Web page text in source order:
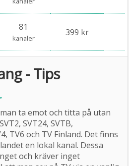
81
kanaler
399 kr
- Tips
ta emot och titta på utan
SVT24, SVTB,
TV6 och TV Finland. Det finns
en lokal kanal. Dessa
och kräver inget